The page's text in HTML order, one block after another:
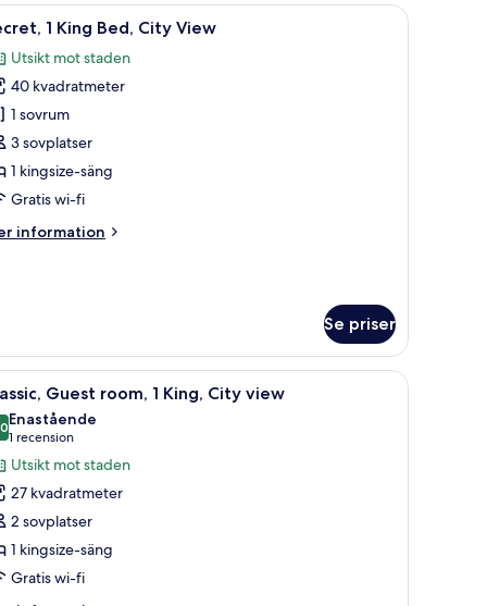
en stol, ett skrivbord och en tv.Secret, 1 King Bed, City View | Gratis
11 1 King Bed, City View
Utsikt mot staden
40 kvadratmeter
1 sovrum
3 sovplatser
1 kingsize-säng
Gratis wi-fi
information
Se priser
ett soffbord, en golvlampa och en tavla på väggen.
En snyggt bäddad säng med en sänggavel,
10 Guest room, 1 King, City view
av 10
Enastående
1 recension
(1 recension)
Utsikt mot staden
27 kvadratmeter
2 sovplatser
1 kingsize-säng
Gratis wi-fi